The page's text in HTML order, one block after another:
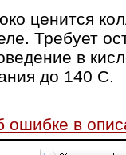
ценится
Требует
в
до 140 С.
ошибке в